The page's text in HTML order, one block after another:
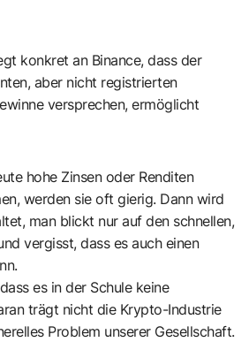
konkret an Binance, dass der
aber nicht registrierten
versprechen, ermöglicht
hohe Zinsen oder Renditen
werden sie oft gierig. Dann wird
man blickt nur auf den schnellen,
vergisst, dass es auch einen
es in der Schule keine
trägt nicht die Krypto-Industrie
Problem unserer Gesellschaft.